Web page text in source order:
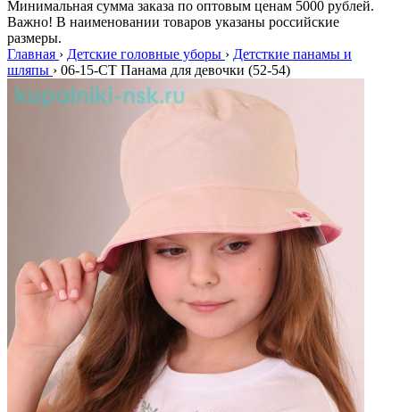
Минимальная сумма заказа по оптовым ценам 5000 рублей.
Важно! В наименовании товаров указаны российские
размеры.
Главная › Детские головные уборы › Детсткие панамы и
шляпы › 06-15-CT Панама для девочки (52-54)